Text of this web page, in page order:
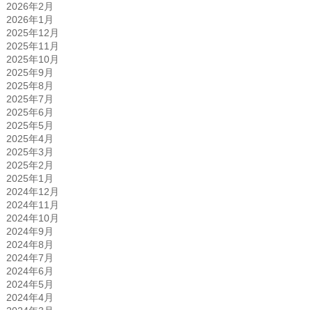
2026年2月
2026年1月
2025年12月
2025年11月
2025年10月
2025年9月
2025年8月
2025年7月
2025年6月
2025年5月
2025年4月
2025年3月
2025年2月
2025年1月
2024年12月
2024年11月
2024年10月
2024年9月
2024年8月
2024年7月
2024年6月
2024年5月
2024年4月